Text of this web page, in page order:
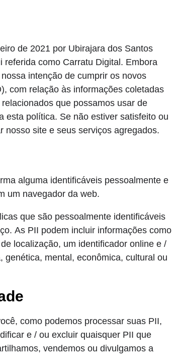
de 2021 por Ubirajara dos Santos
como Carratu Digital. Embora
intenção de cumprir os novos
com relação às informações coletadas
que possamos usar de
esta política. Se não estiver satisfeito ou
nosso site e seus serviços agregados.
alguma identificáveis ​​pessoalmente e
um navegador da web.
que são pessoalmente identificáveis
As PII podem incluir informações como
localização, um identificador online e /
mental, econômica, cultural ou
como podemos processar suas PII,
e / ou excluir quaisquer PII que
vendemos ou divulgamos a